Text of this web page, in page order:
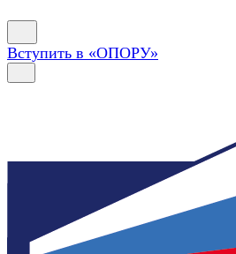
Вступить в «ОПОРУ»